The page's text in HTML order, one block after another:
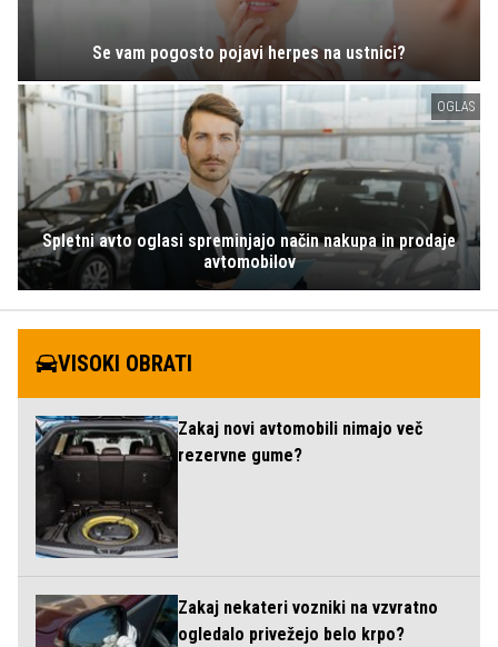
Se vam pogosto pojavi herpes na ustnici?
OGLAS
Spletni avto oglasi spreminjajo način nakupa in prodaje
avtomobilov
VISOKI OBRATI
Zakaj novi avtomobili nimajo več
rezervne gume?
Zakaj nekateri vozniki na vzvratno
ogledalo privežejo belo krpo?